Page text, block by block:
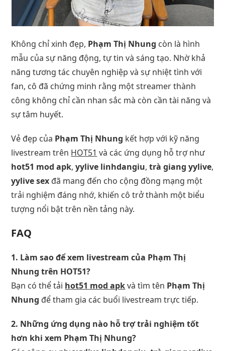
Không chỉ xinh đẹp, Phạm Thị Nhung còn là hình
mẫu của sự năng động, tự tin và sáng tạo. Nhờ khả
năng tương tác chuyên nghiệp và sự nhiệt tình với
fan, cô đã chứng minh rằng một streamer thành
công không chỉ cần nhan sắc mà còn cần tài năng và
sự tâm huyết.
Vẻ đẹp của Phạm Thị Nhung kết hợp với kỹ năng
livestream trên HOT51 và các ứng dụng hỗ trợ như
hot51 mod apk,yylive linhdangiu,trà giang yylive,
yylive sex đã mang đến cho cộng đồng mạng một
trải nghiệm đáng nhớ, khiến cô trở thành một biểu
tượng nổi bật trên nền tảng này.
FAQ
1. Làm sao để xem livestream của Phạm Thị
Nhung trên HOT51?
Bạn có thể tải hot51 mod apkvà tìm tên Phạm Thị
Nhung để tham gia các buổi livestream trực tiếp.
2. Những ứng dụng nào hỗ trợ trải nghiệm tốt
hơn khi xem Phạm Thị Nhung?